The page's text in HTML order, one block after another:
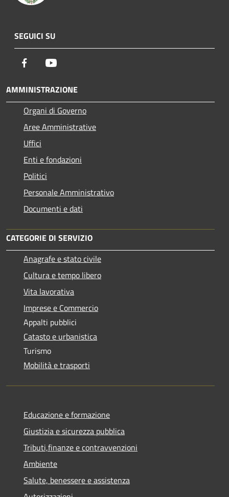
SEGUICI SU
Facebook
AMMINISTRAZIONE
Organi di Governo
Aree Amministrative
Uffici
Enti e fondazioni
Politici
Personale Amministrativo
Documenti e dati
CATEGORIE DI SERVIZIO
Anagrafe e stato civile
Cultura e tempo libero
Vita lavorativa
Imprese e Commercio
Appalti pubblici
Catasto e urbanistica
Turismo
Mobilità e trasporti
Educazione e formazione
Giustizia e sicurezza pubblica
Tributi,finanze e contravvenzioni
Ambiente
Salute, benessere e assistenza